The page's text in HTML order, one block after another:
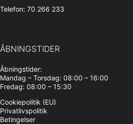
Telefon: 70 266 233
ÅBNINGSTIDER
Åbningstider:
Mandag – Torsdag: 08:00 – 16:00
Fredag: 08:00 – 15:30
Cookiepolitik (EU)
Privatlivspolitik
Betingelser